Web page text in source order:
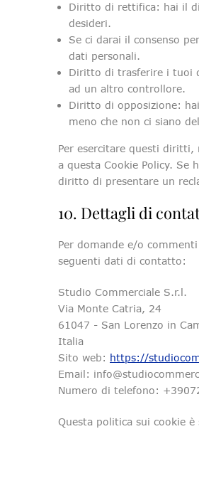
Diritto di rettifica: hai il
desideri.
Se ci darai il consenso
dati personali.
Diritto di trasferire i tuoi
ad un altro controllore.
Diritto di opposizione:
meno che non ci siano
Per esercitare questi
a questa Cookie Policy.
diritto di presentare un
10. Dettagli di
Per domande e/o
seguenti dati di contatto:
Studio Commerciale S.r.l.
Via Monte Catria, 24
61047 - San Lorenzo in
Italia
Sito web: https://
Email: info@
Numero di telefono:
Questa politica sui cookie